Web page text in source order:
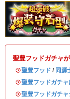
聖豊フッドガチャが
・聖豊フッド / 同源
・聖豊フッドガチ
・聖豊フッドガチ